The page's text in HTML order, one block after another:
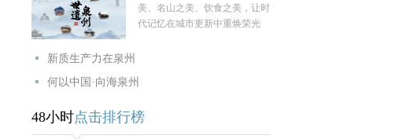
美、名山之美、饮食之美，让时
代记忆在城市更新中重焕荣光
新质生产力在泉州
何以中国·向海泉州
48小时点击排行榜